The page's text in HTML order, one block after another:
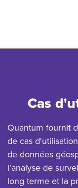
Cas
Quantum fournit
de cas
de données
l'analyse de
long terme et la